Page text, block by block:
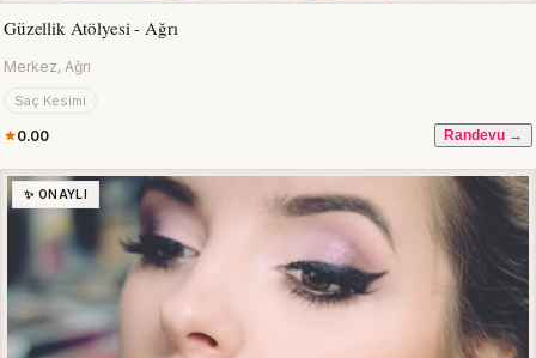
Güzellik Atölyesi - Ağrı
Merkez, Ağrı
Saç Kesimi
0.00 Randevu →
✨ ONAYLI